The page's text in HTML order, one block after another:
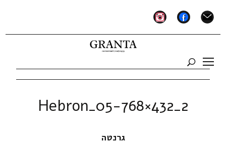
mail
facebook
instagram
2_Hebron_05-768×432
גרנטה